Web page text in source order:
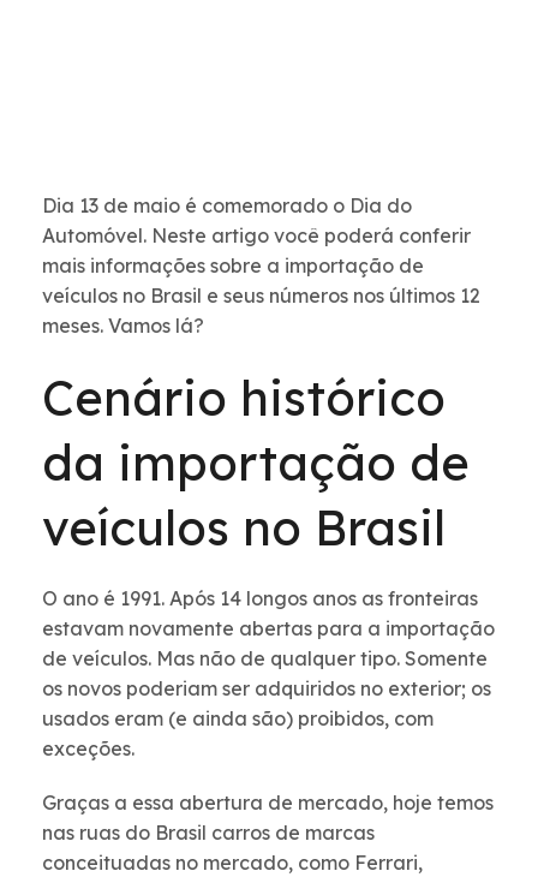
Dia 13 de maio é comemorado o Dia do
Automóvel. Neste artigo você poderá conferir
mais informações sobre a importação de
veículos no Brasil e seus números nos últimos 12
meses. Vamos lá?
Cenário histórico
da importação de
veículos no Brasil
O ano é 1991. Após 14 longos anos as fronteiras
estavam novamente abertas para a importação
de veículos. Mas não de qualquer tipo. Somente
os novos poderiam ser adquiridos no exterior; os
usados eram (e ainda são) proibidos, com
exceções.
Graças a essa abertura de mercado, hoje temos
nas ruas do Brasil carros de marcas
conceituadas no mercado, como Ferrari,